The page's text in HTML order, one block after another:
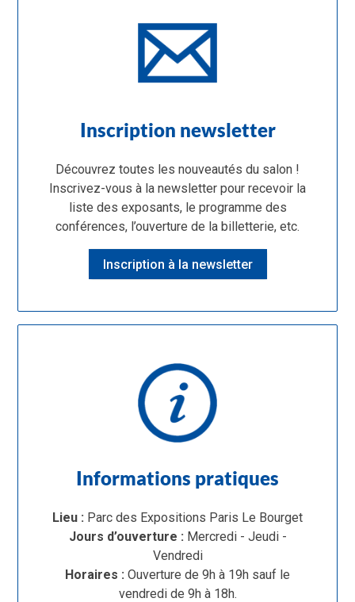
Inscription newsletter
Découvrez toutes les nouveautés du salon !
Inscrivez-vous à la newsletter pour recevoir la
liste des exposants, le programme des
conférences, l’ouverture de la billetterie, etc.
Inscription à la newsletter
Informations pratiques
Lieu : Parc des Expositions Paris Le Bourget
Jours d’ouverture : Mercredi - Jeudi -
Vendredi
Horaires : Ouverture de 9h à 19h sauf le
vendredi de 9h à 18h.